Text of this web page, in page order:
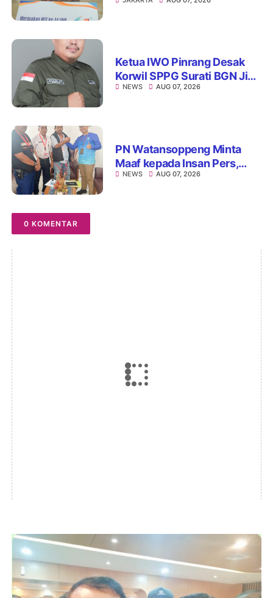
Siswa SD Muhammadiyah
Ketua IWO Pinrang Desak
Korwil SPPG Surati BGN Jika
Ditemukan Dapur MBG Tak
NEWS AUG 07, 2026
PN Watansoppeng Minta
Maaf kepada Insan Pers,
Tegaskan Komitmen
NEWS AUG 07, 2026
0 KOMENTAR